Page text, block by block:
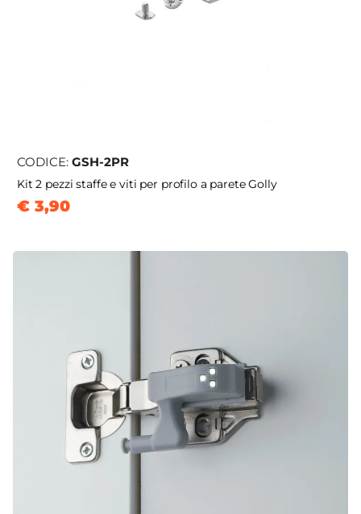
CODICE: GSH-2PR
Kit 2 pezzi staffe e viti per profilo a parete Golly
€ 3,90